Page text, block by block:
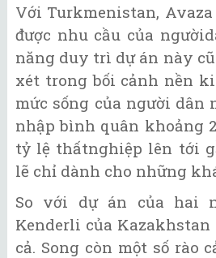
Với Turkmenistan,
được nhu cầu của
năng duy trì dự án này
xét trong bối cảnh nền
mức sống của người dân
nhập bình quân khoảng
tỷ lệ thấtnghiệp lên tới
lẽ chỉ dành cho những
So với dự án của hai
Kenderli của
cả. Song còn một số rào